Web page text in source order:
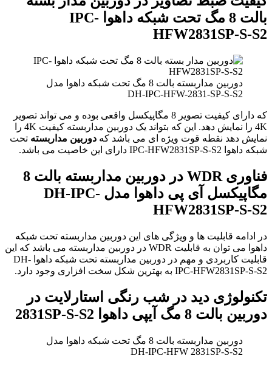
بالت 8 مگ تحت شبکه داهوا IPC-
HFW2831SP-S-S2
دوربین مداربسته بالت 8 مگ تحت شبکه داهوا مدل
DH-IPC-HFW-2831-SP-S-S2
که دارای کیفیت تصویر 8 مگاپیکسل واقعی بوده و می تواند تصویر
4K را نمایش دهد. این که بتواند یک دوربین مداربسته کیفیت 4K را
نمایش دهد نقطه قوت ویژه ای می باشد که دوربین مداربسته تحت
شبکه داهوا IPC-HFW2831SP-S-S2 دارای این خاصیت می باشد.
فناوری WDR در دوربین مداربسته بالت 8
مگاپیکسل آی پی داهوا مدل DH-IPC-
HFW2831SP-S-S2
در ادامه قابلیت ها و ویژگی های این دوربین مداربسته تحت شبکه
داهوا می توان به قابلیت WDR در دوربین مداربسته می باشد که این
قابلیت کاربردی و مهم در دوربین مداربسته تحت شبکه داهوا DH-
IPC-HFW2831SP-S-S2 به بهترین شکل سخت افزاری وجود دارد.
تکنولوژی دید در شب رنگی استارلایت در
دوربین بالت 8 مگ آیپی داهوا 2831SP-S-S2
دوربین مداربسته بالت 8 مگ تحت شبکه داهوا مدل
DH-IPC-HFW 2831SP-S-S2